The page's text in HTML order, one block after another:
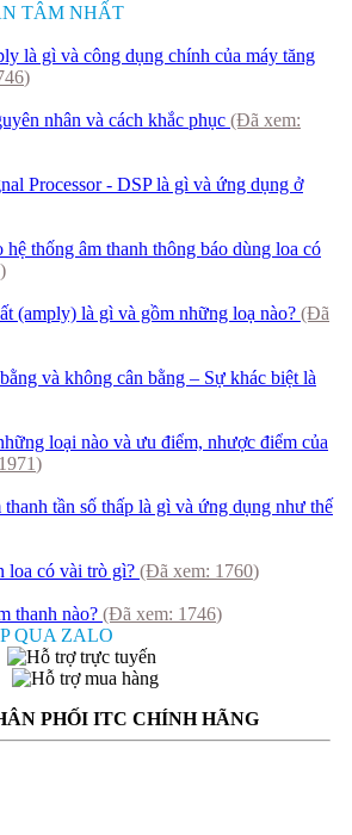
TÂM NHẤT
là gì và công dụng chính của máy tăng
)
nhân và cách khắc phục (Đã xem:
Processor - DSP là gì và ứng dụng ở
thống âm thanh thông báo dùng loa có
)
(amply) là gì và gồm những loạ nào? (Đã
và không cân bằng – Sự khác biệt là
loại nào và ưu điểm, nhược điểm của
1971)
tần số thấp là gì và ứng dụng như thế
loa có vài trò gì? (Đã xem: 1760)
thanh nào? (Đã xem: 1746)
QUA ZALO
PHỐI ITC CHÍNH HÃNG